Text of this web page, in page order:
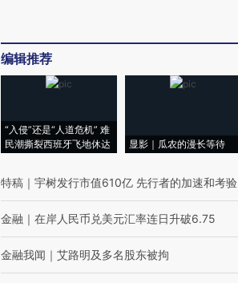
编辑推荐
“入侵”还是“人道危机” 难
民潮撕裂西班牙飞地休达
显影｜瓜农的漫长等待
特稿 ｜ 宇树发行市值610亿 先行者的加速和考验
金融 ｜ 在岸人民币兑美元汇率连日升破6.75
金融我闻 ｜ 艾路明及多名股东被拘